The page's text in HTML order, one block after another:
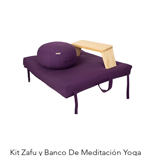
Kit Zafu y Banco De Meditación Yoga